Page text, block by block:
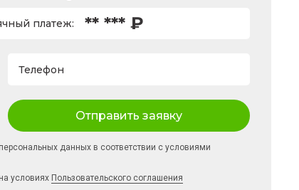
платеж: ** *** ₽
Телефон
Отправить заявку
данных в соответствии с условиями
условиях Пользовательского соглашения